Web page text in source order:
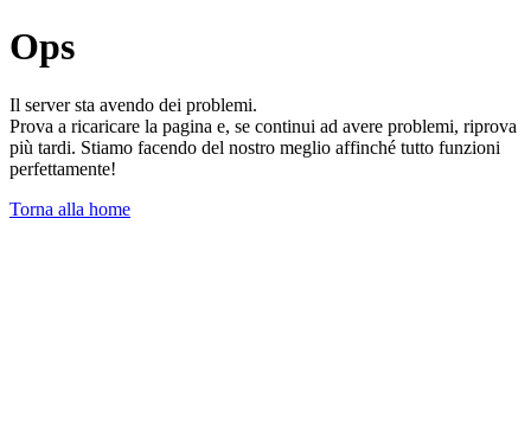
Ops
Il server sta avendo dei problemi.
Prova a ricaricare la pagina e, se continui ad avere problemi, riprova
più tardi. Stiamo facendo del nostro meglio affinché tutto funzioni
perfettamente!
Torna alla home